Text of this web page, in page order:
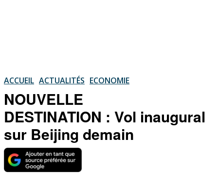
ACCUEIL ACTUALITÉS ECONOMIE
NOUVELLE
DESTINATION : Vol inaugural
sur Beijing demain